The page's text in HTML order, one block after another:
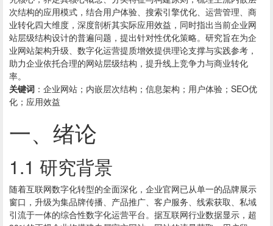
次结构的应用模式，结合用户体验、搜索引擎优化、运营管理、商
业转化四大维度，深度剖析其实际应用效益，同时指出当前企业网
站层级结构设计的普遍问题，提出针对性优化策略。研究旨在为企
业网站架构升级、数字化运营提质增效提供理论支撑与实践参考，
助力企业依托合理的网站层级结构，提升线上竞争力与商业转化
率。
关键词 ：企业网站；内嵌层次结构；信息架构；用户体验；SEO优
化；应用效益
一、绪论
1.1 研究背景
随着互联网数字化转型的全面深化，企业官网已从单一的品牌展示
窗口，升级为集品牌传播、产品推广、客户服务、线索获取、私域
引流于一体的综合性数字化运营平台。据互联网行业数据显示，超